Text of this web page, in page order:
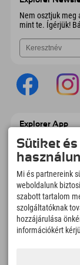
Nem osztjuk meg
mint te. Ígérjük!
Explorer App
Töltsd fel
című videódat
bakancslistával,
Felfedezős
166
Hegyi tavak
Sütiket
Mi és partnereink
weboldalunk
szabott tartalom
szolgáltatóknak
hozzájárulása
információkért